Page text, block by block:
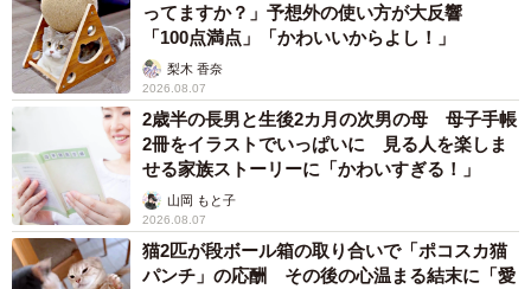
良縁や安産にも信仰のある。結婚式のゲストにプレゼントにするという
カップルも。「みかえり兎おみくじ」500円（画像提供：宇治神社）
1700年の歴史を誇る神社
創祀が313年5月と伝えられており、2023年卯年に1710年の
佳節を迎えます。御祭神は十五代応神天皇の皇子、宇治の
氏神でもある「菟道稚郎子命（うじのわきいらつこのみこ
と）」。幼い頃から聡明で、学問の道を極め、文教の始祖
として崇められる神様で、学業成就、受験試験合格にご利
ってますか？」予想外の使い方が大反響
「100点満点」「かわいいからよし！」
梨木 香奈
2026.08.07
2歳半の長男と生後2カ月の次男の母 母子手帳
2冊をイラストでいっぱいに 見る人を楽しま
せる家族ストーリーに「かわいすぎる！」
山岡 もと子
2026.08.07
猫2匹が段ボール箱の取り合いで「ポコスカ猫
パンチ」の応酬 その後の心温まる結末に「愛